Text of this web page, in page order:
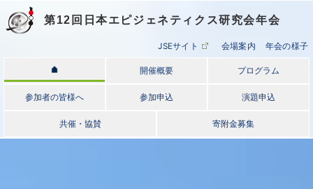
第12回日本エピジェネティクス研究会年会
JSEサイト 会場案内 年会の様子
開催概要 プログラム
参加者の皆様へ 参加申込 演題申込
共催・協賛 寄附金募集